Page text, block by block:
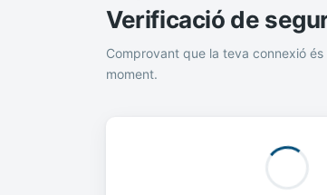
Verificació de
Comprovant que la teva connexió és
moment.